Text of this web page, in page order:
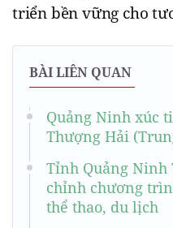
triển bền vững cho
BÀI LIÊN QUAN
Quảng Ninh xúc
Thượng Hải
Tỉnh Quảng Ninh
chỉnh chương
thể thao, du lịch